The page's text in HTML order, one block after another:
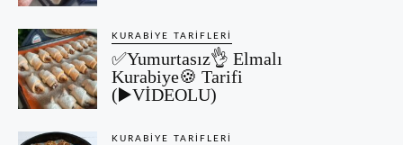
KURABIYE TARIFLERI
✅Yumurtasız👌 Elmalı
Kurabiye🍪 Tarifi
(▶️VİDEOLU)
KURABIYE TARIFLERI